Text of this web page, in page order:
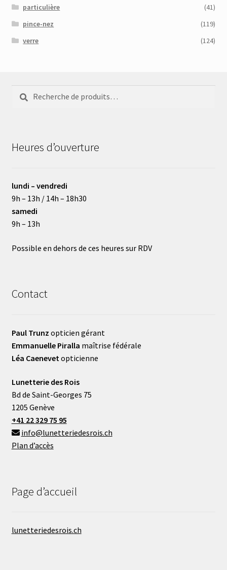
particulière
(41)
pince-nez
(119)
verre
(124)
Recherche
pour :
Recherche
Heures d’ouverture
lundi – vendredi
9h – 13h / 14h – 18h30
samedi
9h – 13h
Possible en dehors de ces heures sur RDV
Contact
Paul Trunz opticien gérant
Emmanuelle Piralla maîtrise fédérale
Léa Caenevet opticienne
Lunetterie des Rois
Bd de Saint-Georges 75
1205 Genève
+41 22 329 75 95
info@lunetteriedesrois.ch
Plan d’accès
Page d’accueil
lunetteriedesrois.ch